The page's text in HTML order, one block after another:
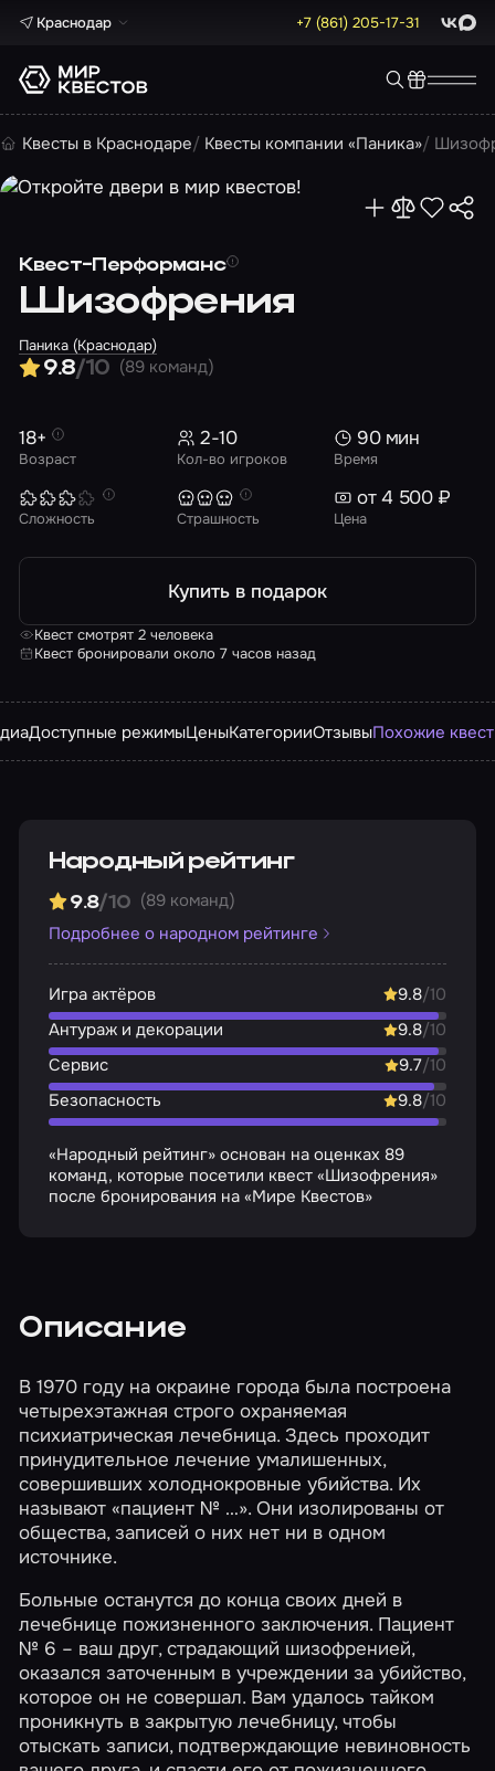
Краснодар +7 (861) 205-17-31 Max
Квесты в Краснодаре Квесты компании «Паника»
Квест-Перформанс
Шизофрения
Паника (Краснодар)
9.8/10 (89 команд)
Возраст
18+
Кол-во игроков
2-10
Время
90 мин
Сложность Страшность Цена
от 4 500 ₽
Купить в подарок
Квест смотрят 2 человека
Квест бронировали около 7 часов назад
Доступные режимыЦеныКатегорииОтзывыПохожие
Народный рейтинг
9.8/10 (89 команд)
Подробнее о народном рейтинге
Игра актёров 9.8/10
Антураж и декорации
9.8/10
Сервис
9.7/10
Безопасность
9.8/10
«Народный рейтинг» основан на оценках 89
команд, которые посетили квест «Шизофрения»
после бронирования на «Мире Квестов»
Описание
В 1970 году на окраине города была построена
четырехэтажная строго охраняемая
психиатрическая лечебница. Здесь проходит
принудительное лечение умалишенных,
совершивших холоднокровные убийства. Их
называют «пациент № …». Они изолированы от
общества, записей о них нет ни в одном
источнике.
Больные останутся до конца своих дней в
лечебнице пожизненного заключения. Пациент
№ 6 – ваш друг, страдающий шизофренией,
оказался заточенным в учреждении за убийство,
которое он не совершал. Вам удалось тайком
проникнуть в закрытую лечебницу, чтобы
отыскать записи, подтверждающие невиновность